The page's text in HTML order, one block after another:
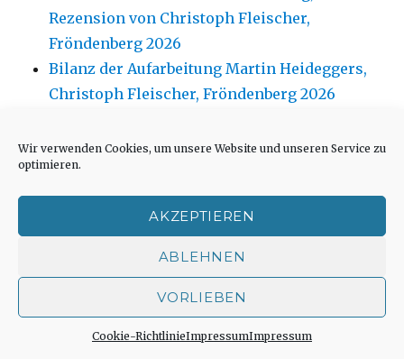
Wir verwenden Cookies, um unsere Website und unseren Service zu
optimieren.
AKZEPTIEREN
ABLEHNEN
VORLIEBEN
Cookie-RichtlinieImpressumImpressum
Rezension von Christoph Fleischer,
Fröndenberg 2026
Bilanz der Aufarbeitung Martin Heideggers,
Christoph Fleischer, Fröndenberg 2026
Stadt Iserlohn
Die Liebe zu Christus erneuern, Predigt von
Joachim Leberecht, Herzogenrath 2026